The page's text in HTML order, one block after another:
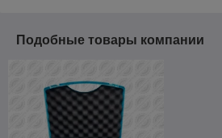
Подобные товары компании